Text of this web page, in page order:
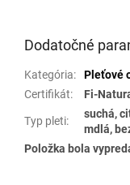
Dodatočné
Kategória:
Pleťové
Certifikát: Fi-
Typ pleti:
suchá,
mdlá,
Položka bola